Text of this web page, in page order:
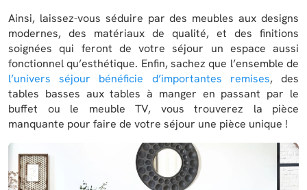
Ainsi, laissez-vous séduire par des meubles aux designs
modernes, des matériaux de qualité, et des finitions
soignées qui feront de votre séjour un espace aussi
fonctionnel qu’esthétique. Enfin, sachez que l’ensemble de
l’univers séjour bénéficie d’importantes remises, des
tables basses aux tables à manger en passant par le
buffet ou le meuble TV, vous trouverez la pièce
manquante pour faire de votre séjour une pièce unique !